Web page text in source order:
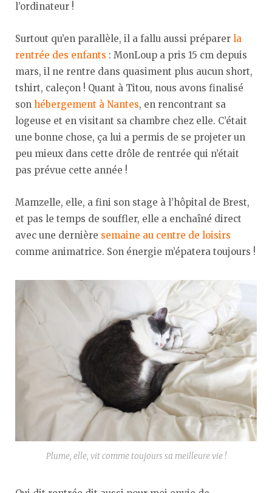
l’ordinateur !
Surtout qu’en parallèle, il a fallu aussi préparer la
rentrée des enfants : MonLoup a pris 15 cm depuis
mars, il ne rentre dans quasiment plus aucun short,
tshirt, caleçon ! Quant à Titou, nous avons finalisé
son hébergement à Nantes, en rencontrant sa
logeuse et en visitant sa chambre chez elle. C’était
une bonne chose, ça lui a permis de se projeter un
peu mieux dans cette drôle de rentrée qui n’était
pas prévue cette année !
Mamzelle, elle, a fini son stage à l’hôpital de Brest,
et pas le temps de souffler, elle a enchaîné direct
avec une dernière semaine au centre de loisirs
comme animatrice. Son énergie m’épatera toujours !
Plume, elle, vit comme toujours sa meilleure vie !